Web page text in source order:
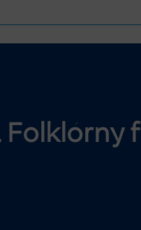
Folklórny